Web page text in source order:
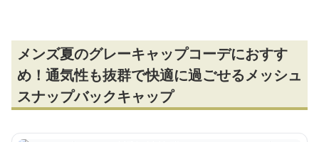
メンズ夏のグレーキャップコーデにおすす
め！通気性も抜群で快適に過ごせるメッシュ
スナップバックキャップ